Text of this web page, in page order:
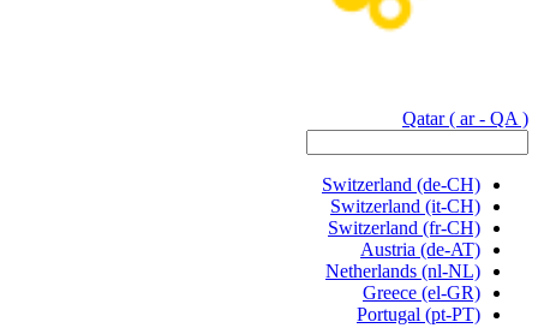
Qatar ( ar - QA )
Switzerland (de-CH)
Switzerland (it-CH)
Switzerland (fr-CH)
Austria (de-AT)
Netherlands (nl-NL)
Greece (el-GR)
Portugal (pt-PT)